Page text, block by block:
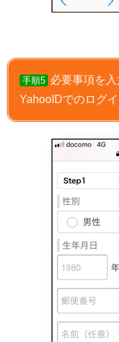
手順5 必要事項を
YahooIDでのログ